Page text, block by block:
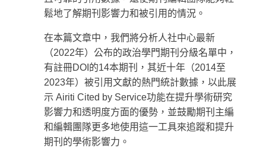
鬆地了解期刊影響力和被引用的情況。
在本篇文章中，我們將分析人社中心最新
（2022年）公布的政治學門期刊分級名單中，
有註冊DOI的14本期刊，其近十年（2014至
2023年）被引用文獻的熱門統計數據，以此展
示 Airiti Cited by Service功能在提升學術研究
影響力和透明度方面的優勢，並鼓勵期刊主編
和編輯團隊更多地使用這一工具來追蹤和提升
期刊的學術影響力。